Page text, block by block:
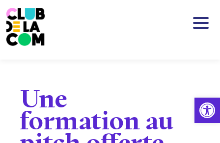
Une
formation au